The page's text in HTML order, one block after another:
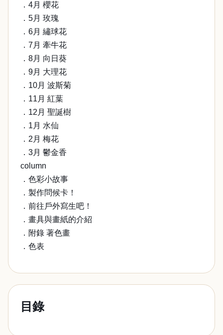
．4月 櫻花
．5月 玫瑰
．6月 繡球花
．7月 牽牛花
．8月 向日葵
．9月 大理花
．10月 波斯菊
．11月 紅葉
．12月 聖誕樹
．1月 水仙
．2月 梅花
．3月 鬱金香
column
．色彩小故事
．製作問候卡！
．前往戶外寫生吧！
．畫具與畫紙的介紹
．附錄 著色畫
．色表
目錄